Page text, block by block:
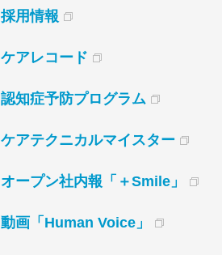
採用情報
ケアレコード
認知症予防プログラム
ケアテクニカルマイスター
オープン社内報「＋Smile」
動画「Human Voice」